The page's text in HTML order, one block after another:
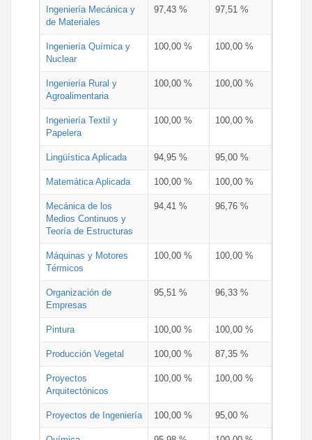
Ingeniería Mecánica y
de Materiales
97,43 % 97,51 %
Ingeniería Química y
Nuclear
100,00 % 100,00 %
Ingeniería Rural y
Agroalimentaria
100,00 % 100,00 %
Ingeniería Textil y
Papelera
100,00 % 100,00 %
Lingüística Aplicada 94,95 % 95,00 %
Matemática Aplicada 100,00 % 100,00 %
Mecánica de los
Medios Continuos y
Teoría de Estructuras
94,41 % 96,76 %
Máquinas y Motores
Térmicos
100,00 % 100,00 %
Organización de
Empresas
95,51 % 96,33 %
Pintura 100,00 % 100,00 %
Producción Vegetal 100,00 % 87,35 %
Proyectos
Arquitectónicos
100,00 % 100,00 %
Proyectos de Ingeniería 100,00 % 95,00 %